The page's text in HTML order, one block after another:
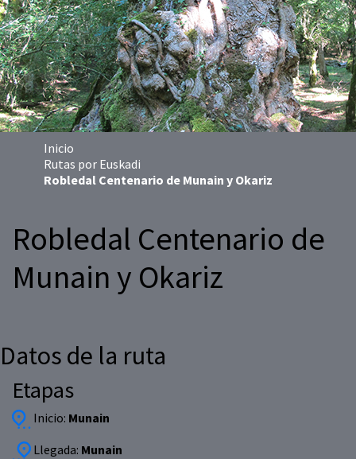
Inicio
Rutas por Euskadi
Robledal Centenario de Munain y Okariz
Robledal Centenario de
Munain y Okariz
Datos de la ruta
Etapas
Inicio: Munain
Llegada: Munain